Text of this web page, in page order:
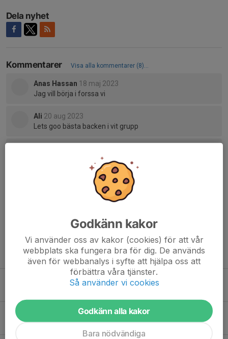
Dela nyhet
Kommentarer Visa alla kommentarer (8)...
Anas Hassan 18 maj 2023
Jag vill börja i forssa vi
Ali 20 aug 2023
Lets goo bästa backen i vit grupp
Mohamad Hashem Jarwan25 maj 2024
Tidigare nyheter
Miljönären Cup 2025
Säsongsavslutning 2024
6 okt 2024 6
Godkänn kakor
Vi använder oss av kakor (cookies) för att vår
webbplats ska fungera bra för dig. De används
även för webbanalys i syfte att hjälpa oss att
förbättra våra tjänster.
Så använder vi cookies
Godkänn alla kakor
Bara nödvändiga